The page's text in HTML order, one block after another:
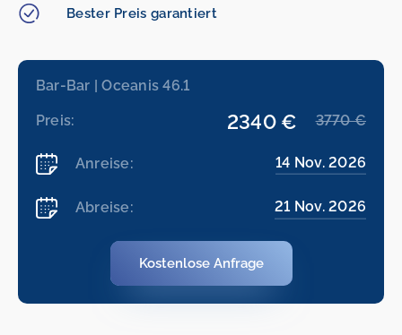
Bester Preis garantiert
Bar-Bar | Oceanis 46.1
Preis: 2340 € 3770 €
Anreise: 14 Nov. 2026
Abreise: 21 Nov. 2026
Kostenlose Anfrage